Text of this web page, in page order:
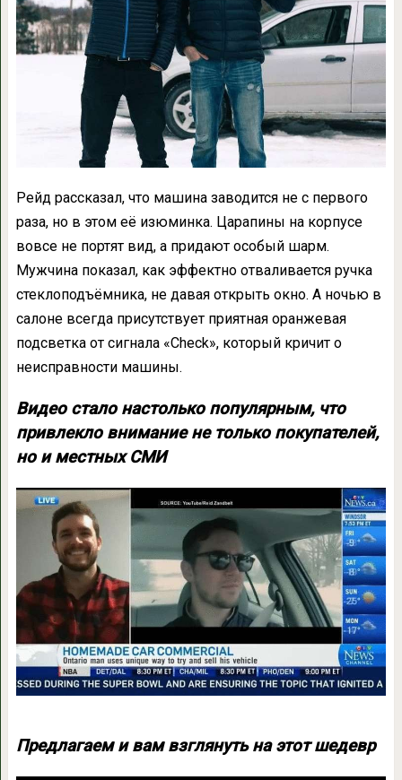
Рейд рассказал, что машина заводится не с первого
раза, но в этом её изюминка. Царапины на корпусе
вовсе не портят вид, а придают особый шарм.
Мужчина показал, как эффектно отваливается ручка
стеклоподъёмника, не давая открыть окно. А ночью в
салоне всегда присутствует приятная оранжевая
подсветка от сигнала «Check», который кричит о
неисправности машины.
Видео стало настолько популярным, что
привлекло внимание не только покупателей,
но и местных СМИ
Предлагаем и вам взглянуть на этот шедевр